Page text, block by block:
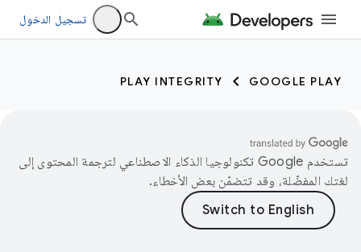
تسجيل الدخول
GOOGLE PLAY
PLAY INTEGRITY
تستخدم Google تكنولوجيا الذكاء الاصطناعي لترجمة المحتوى إلى
لغتك المفضّلة، وقد تتضمّن بعض الأخطاء.